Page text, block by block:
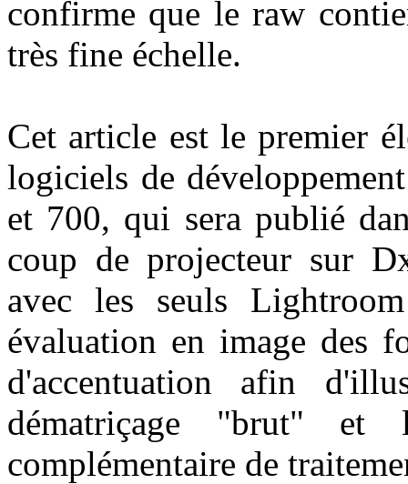
confirme que le raw
très fine échelle.
Cet article est le premier
logiciels de
et 700, qui sera publié
coup de projecteur sur
avec les seuls
évaluation en image des
d'accentuation afin
dématriçage "brut" et
complémentaire de